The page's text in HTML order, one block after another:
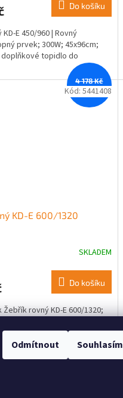
Odmítnout Souhlasím
Do košíku
E 450/960 | Rovný
prvek; 300W; 45x96cm;
topidlo do
4 178 Kč
–11 %
KD-E 600/1320
SKLADEM
Do košíku
rovný KD-E 600/1320;
sušáku prádla.
Kód: 5441408
O